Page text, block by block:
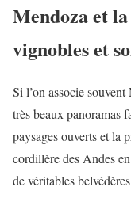
Mendoza et
vignobles et
Si l’on associe
très beaux panoramas
paysages ouverts et la
cordillère des Andes
de véritables